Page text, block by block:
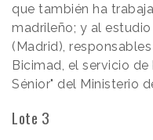
que también ha
madrileño; y al
(Madrid),
Bicimad, el servicio
Sénior" del Ministerio
Lote 3